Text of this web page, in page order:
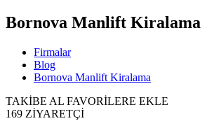
Bornova Manlift Kiralama
Firmalar
Blog
Bornova Manlift Kiralama
TAKİBE AL FAVORİLERE EKLE
169 ZİYARETÇİ